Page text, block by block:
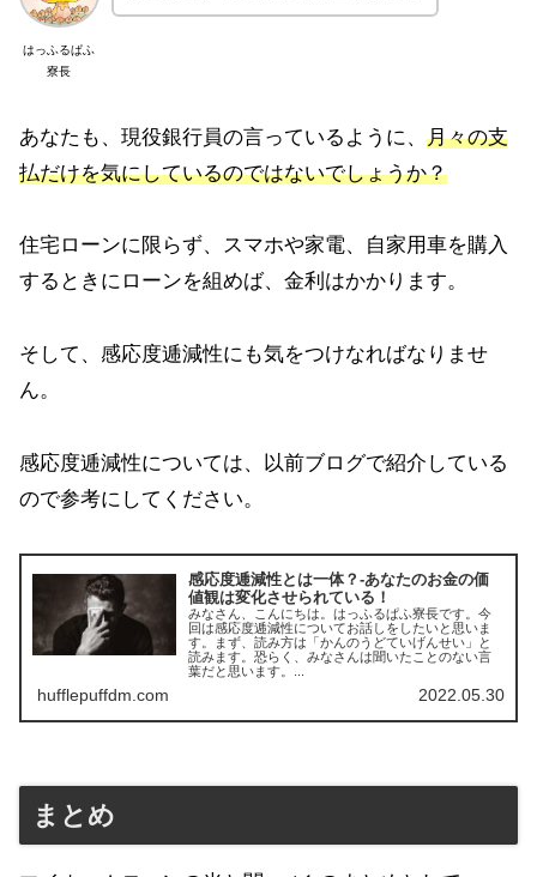
はっふるぱふ
寮長
あなたも、現役銀行員の言っているように、 月々の支
払だけを気にしているのではないでしょうか？
住宅ローンに限らず、スマホや家電、自家用車を購入
するときにローンを組めば、金利はかかります。
そして、感応度逓減性にも気をつけなればなりませ
ん。
感応度逓減性については、以前ブログで紹介している
ので参考にしてください。
感応度逓減性とは一体？‐あなたのお金の価
値観は変化させられている！
みなさん、こんにちは。はっふるぱふ寮長です。今
回は感応度逓減性についてお話しをしたいと思いま
す。まず、読み方は「かんのうどていげんせい」と
読みます。恐らく、みなさんは聞いたことのない言
葉だと思います。...
hufflepuffdm.com 2022.05.30
まとめ